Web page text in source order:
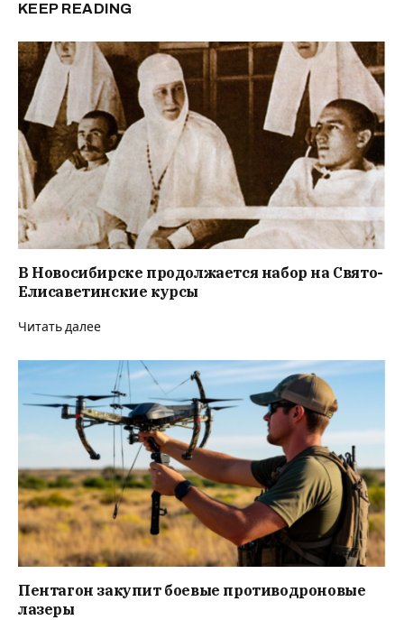
KEEP READING
В Новосибирске продолжается набор на Свято-
Елисаветинские курсы
Читать далее
Пентагон закупит боевые противодроновые
лазеры